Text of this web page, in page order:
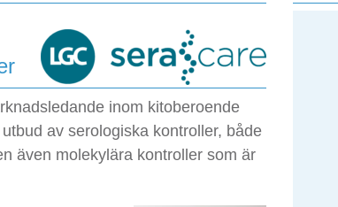
inom kitoberoende
av serologiska kontroller, både
även molekylära kontroller som är